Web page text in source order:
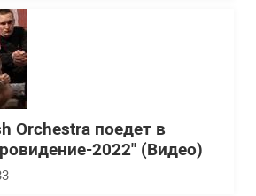
Orchestra поедет в
2022" (Видео)